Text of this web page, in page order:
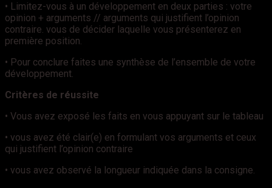
• Limitez-vous à un développement en deux parties : votre
opinion + arguments // arguments qui justifient l’opinion
contraire. vous de décider laquelle vous présenterez en
première position.
• Pour conclure faites une synthèse de l’ensemble de votre
développement.
Critères de réussite
• Vous avez exposé les faits en vous appuyant sur le tableau
• vous avez été clair(e) en formulant vos arguments et ceux
qui justifient l’opinion contraire
• vous avez observé la longueur indiquée dans la consigne.